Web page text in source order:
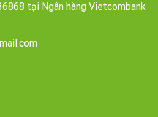
tại Ngân hàng Vietcombank